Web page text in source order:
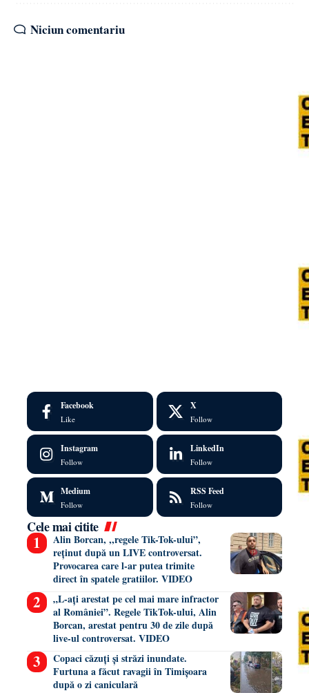
Niciun comentariu
Facebook
Like
X
Follow
Instagram
Follow
LinkedIn
Follow
Medium
Follow
RSS Feed
Follow
Cele mai citite
Alin Borcan, ,,regele Tik-Tok-ului”,
reținut după un LIVE controversat.
Provocarea care l-ar putea trimite
direct în spatele gratiilor. VIDEO
„L-ați arestat pe cel mai mare infractor
al României”. Regele TikTok-ului, Alin
Borcan, arestat pentru 30 de zile după
live-ul controversat. VIDEO
Copaci căzuți și străzi inundate.
Furtuna a făcut ravagii în Timișoara
după o zi caniculară